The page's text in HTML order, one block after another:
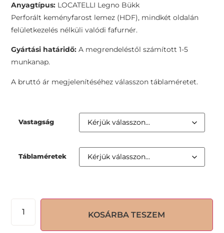
Anyagtípus: LOCATELLI Legno Bükk
Perforált keményfarost lemez (HDF), mindkét oldalán
felületkezelés nélküli valódi fafurnér.
Gyártási határidő: A megrendeléstől számított 1-5
munkanap.
A bruttó ár megjelenítéséhez válasszon táblaméretet.
Vastagság
Táblaméretek
KOSÁRBA TESZEM